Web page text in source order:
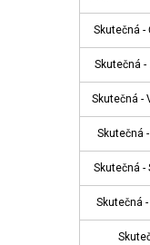
Skutečná -
Skutečná
Skutečná -
Skutečná
Skutečná -
Skutečná
Skutečná -
Skutečná
Skutečná -
Skutečná
Skutečná -
Skutečná